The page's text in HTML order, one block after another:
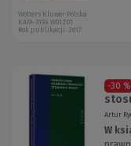
Wolters Kluwer Polska
KAM-3194 W01Z01
Rok publikacji: 2017
-30 %
Artur
W